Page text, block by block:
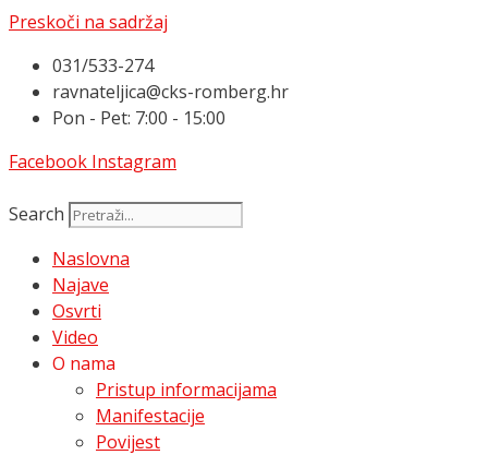
Preskoči na sadržaj
031/533-274
ravnateljica@cks-romberg.hr
Pon - Pet: 7:00 - 15:00
Facebook Instagram
Search
Naslovna
Najave
Osvrti
Video
O nama
Pristup informacijama
Manifestacije
Povijest